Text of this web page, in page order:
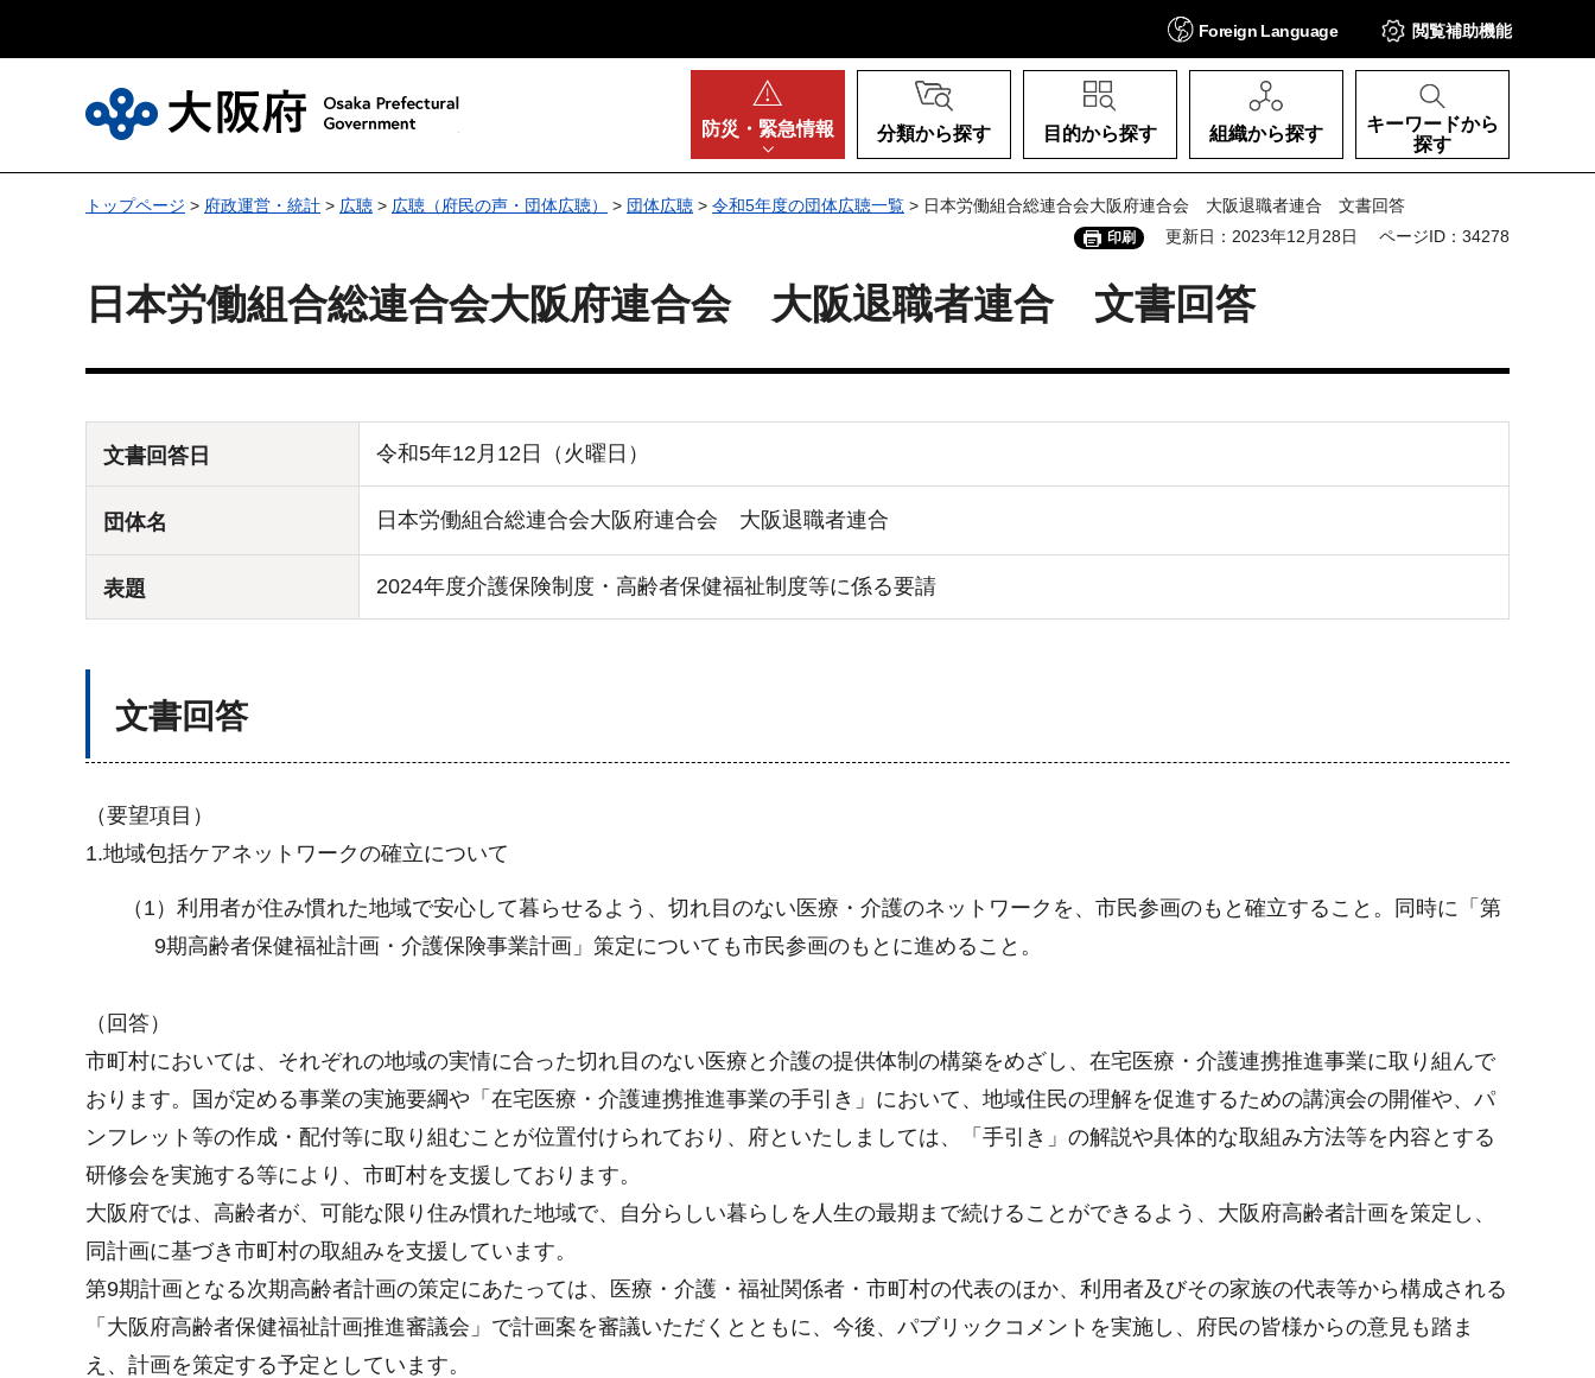
Foreign Language 閲覧補助機能
防災・ 緊急情報 分類から探す 目的から探す 組織から探す
キーワードから
探す
トップページ > 府政運営・統計 > 広聴 > 広聴（府民の声・団体広聴） > 団体広聴 > 令和5年度の団体広聴一覧 > 日本労働組合総連合会大阪府連合会 大阪退職者連合 文書回答
印刷 更新日：2023年12月28日 ページID：34278
日本労働組合総連合会大阪府連合会 大阪退職者連合 文書回答
文書回答日 令和5年12月12日（火曜日）
団体名 日本労働組合総連合会大阪府連合会 大阪退職者連合
表題 2024年度介護保険制度・高齢者保健福祉制度等に係る要請
文書回答
（要望項目）
1.地域包括ケアネットワークの確立について
（1）利用者が住み慣れた地域で安心して暮らせるよう、切れ目のない医療・介護のネットワークを、市民参画のもと確立すること。同時に「第
9期高齢者保健福祉計画・介護保険事業計画」策定についても市民参画のもとに進めること。
（回答）
市町村においては、それぞれの地域の実情に合った切れ目のない医療と介護の提供体制の構築をめざし、在宅医療・介護連携推進事業に取り組んで
おります。国が定める事業の実施要綱や「在宅医療・介護連携推進事業の手引き」において、地域住民の理解を促進するための講演会の開催や、パ
ンフレット等の作成・配付等に取り組むことが位置付けられており、府といたしましては、「手引き」の解説や具体的な取組み方法等を内容とする
研修会を実施する等により、市町村を支援しております。
大阪府では、高齢者が、可能な限り住み慣れた地域で、自分らしい暮らしを人生の最期まで続けることができるよう、大阪府高齢者計画を策定し、
同計画に基づき市町村の取組みを支援しています。
第9期計画となる次期高齢者計画の策定にあたっては、医療・介護・福祉関係者・市町村の代表のほか、利用者及びその家族の代表等から構成される
「大阪府高齢者保健福祉計画推進審議会」で計画案を審議いただくとともに、今後、パブリックコメントを実施し、府民の皆様からの意見も踏ま
え、計画を策定する予定としています。